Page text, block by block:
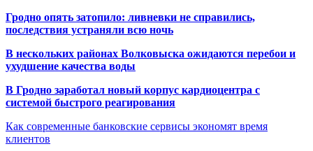
Гродно опять затопило: ливневки не справились,
последствия устраняли всю ночь
В нескольких районах Волковыска ожидаются перебои и
ухудшение качества воды
В Гродно заработал новый корпус кардиоцентра с
системой быстрого реагирования
Как современные банковские сервисы экономят время
клиентов